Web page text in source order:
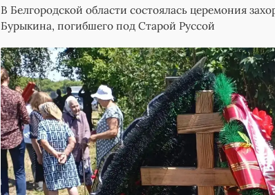
В Белгородской области состоялась церемония
Бурыкина, погибшего под Старой Руссой